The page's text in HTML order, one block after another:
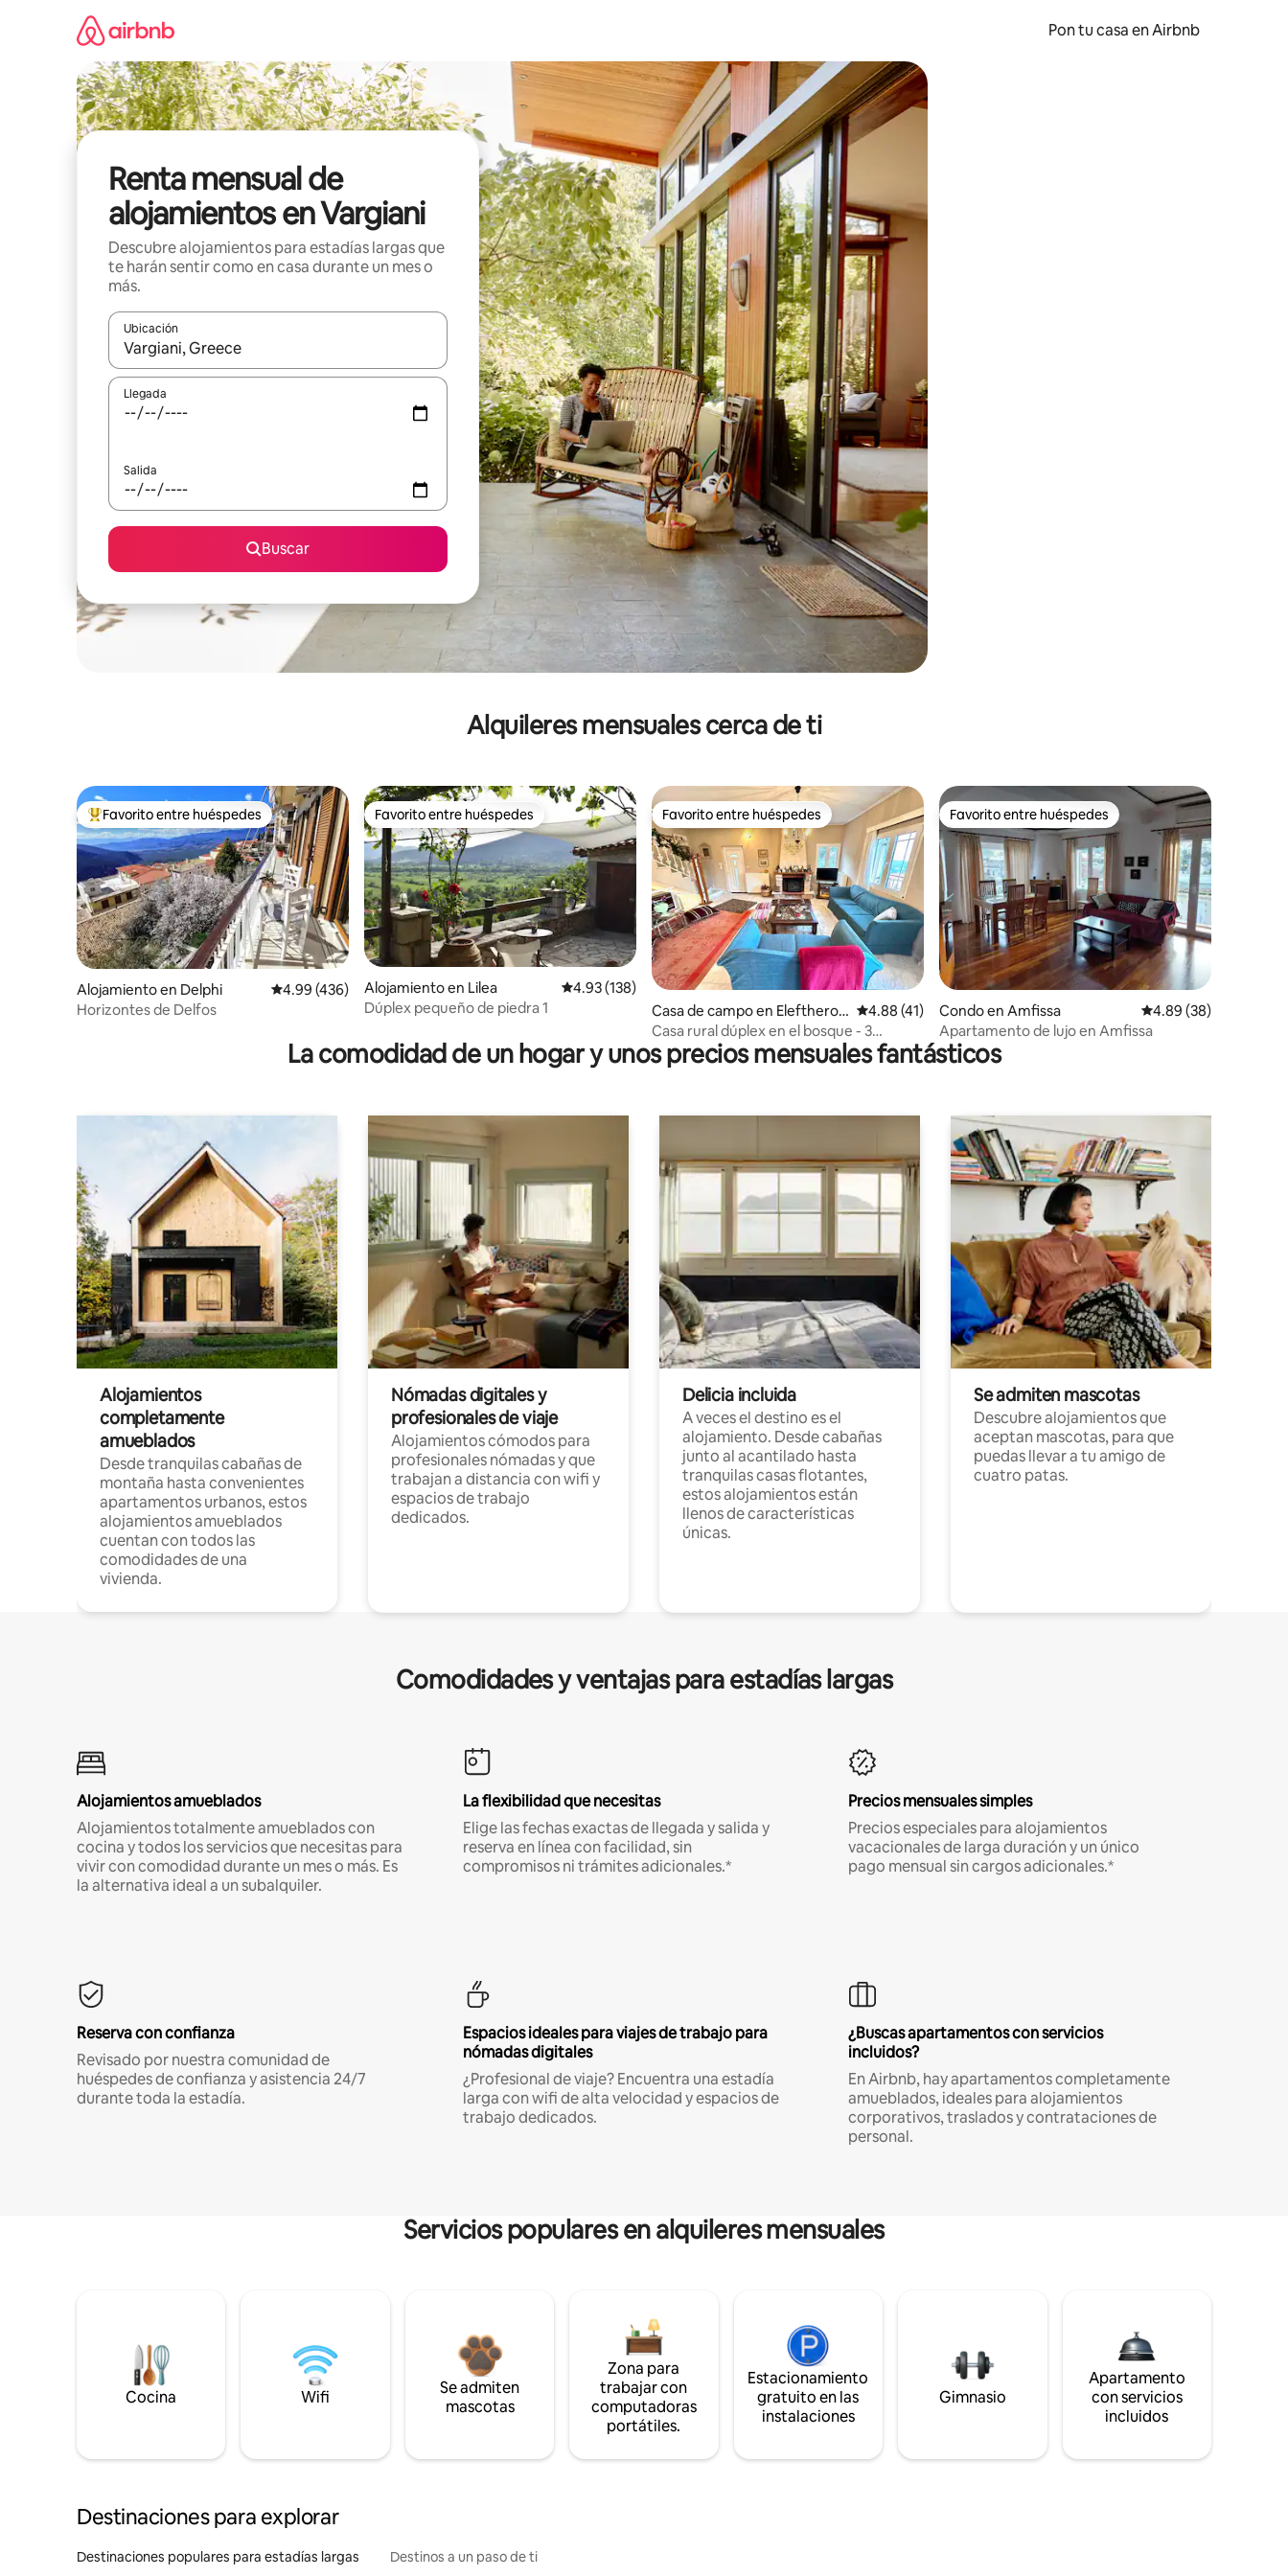
Pon tu casa en Airbnb
Renta mensual de
alojamientos en Vargiani
Descubre alojamientos para estadías largas que
te harán sentir como en casa durante un mes o
más.
Ubicación
Cuando los resultados estén disponibles, navega con las teclas de flecha hacia arriba y hacia abajo o explora con el tacto o desliza el dedo.
Llegada
Salida
Buscar
Alquileres mensuales cerca de ti
Favorito entre huéspedes preferido
Favorito entre huéspedes
Alojamiento en Delphi Calificación promedio: 4.99 de 5, 436 reseñas
4.99 (436)
Horizontes de Delfos
Favorito entre huéspedes
Favorito entre huéspedes
Alojamiento en Lilea Calificación promedio: 4.93 de 5, 138 reseñas
4.93 (138)
Dúplex pequeño de piedra 1
Favorito entre huéspedes
Favorito entre huéspedes
Casa de campo en Eleftheroc
hori
Calificación promedio: 4.88 de 5, 41 reseñas
4.88 (41)
Casa rural dúplex en el bosque - 3
dormitorios / 7 personas
Favorito entre huéspedes
Favorito entre huéspedes
Condo en Amfissa Calificación
4.89 (38)
Apartamento de lujo en Amfissa
La comodidad de un hogar y unos precios mensuales fantásticos
Alojamientos
completamente
amueblados
Desde tranquilas cabañas de
montaña hasta convenientes
apartamentos urbanos, estos
alojamientos amueblados
cuentan con todos las
comodidades de una
vivienda.
Nómadas digitales y
profesionales de viaje
Alojamientos cómodos para
profesionales nómadas y que
trabajan a distancia con wifi y
espacios de trabajo
dedicados.
Delicia incluida
A veces el destino es el
alojamiento. Desde cabañas
junto al acantilado hasta
tranquilas casas flotantes,
estos alojamientos están
llenos de características
únicas.
Se admiten mascotas
Descubre alojamientos que
aceptan mascotas, para que
puedas llevar a tu amigo de
cuatro patas.
Comodidades y ventajas para estadías largas
Alojamientos amueblados
Alojamientos totalmente amueblados con
cocina y todos los servicios que necesitas para
vivir con comodidad durante un mes o más. Es
la alternativa ideal a un subalquiler.
La flexibilidad que necesitas
Elige las fechas exactas de llegada y salida y
reserva en línea con facilidad, sin
compromisos ni trámites adicionales.*
Precios mensuales simples
Precios especiales para alojamientos
vacacionales de larga duración y un único
pago mensual sin cargos adicionales.*
Reserva con confianza
Revisado por nuestra comunidad de
huéspedes de confianza y asistencia 24/7
durante toda la estadía.
Espacios ideales para viajes de trabajo para
nómadas digitales
¿Profesional de viaje? Encuentra una estadía
larga con wifi de alta velocidad y espacios de
trabajo dedicados.
¿Buscas apartamentos con servicios
incluidos?
En Airbnb, hay apartamentos completamente
amueblados, ideales para alojamientos
corporativos, traslados y contrataciones de
personal.
Servicios populares en alquileres mensuales
Cocina Wifi
Se admiten
mascotas
Zona para
trabajar con
computadoras
portátiles.
Estacionamiento
gratuito en las
instalaciones
Gimnasio
Apartamento
con servicios
incluidos
Destinaciones para explorar
Destinaciones populares para estadías largas Destinos a un paso de ti